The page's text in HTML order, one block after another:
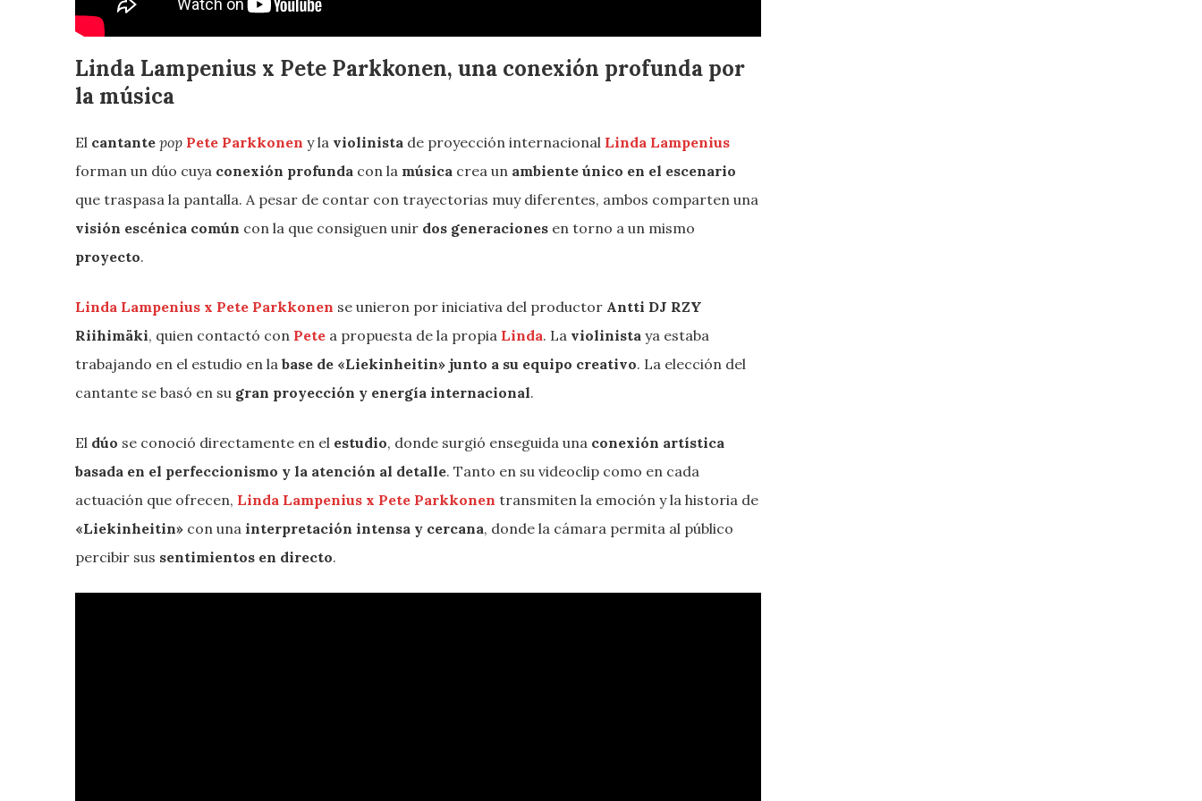
Linda Lampenius x Pete Parkkonen, una conexión profunda por
la música
El cantante pop Pete Parkkonen y la violinista de proyección internacional Linda Lampenius
forman un dúo cuya conexión profunda con la música crea un ambiente único en el escenario
que traspasa la pantalla. A pesar de contar con trayectorias muy diferentes, ambos comparten una
visión escénica común con la que consiguen unir dos generaciones en torno a un mismo
proyecto.
Linda Lampenius x Pete Parkkonen se unieron por iniciativa del productor Antti DJ RZY
Riihimäki, quien contactó con Pete a propuesta de la propia Linda. La violinista ya estaba
trabajando en el estudio en la base de «Liekinheitin» junto a su equipo creativo. La elección del
cantante se basó en su gran proyección y energía internacional.
El dúo se conoció directamente en el estudio, donde surgió enseguida una conexión artística
basada en el perfeccionismo y la atención al detalle. Tanto en su videoclip como en cada
actuación que ofrecen, Linda Lampenius x Pete Parkkonen transmiten la emoción y la historia de
«Liekinheitin» con una interpretación intensa y cercana, donde la cámara permita al público
percibir sus sentimientos en directo.